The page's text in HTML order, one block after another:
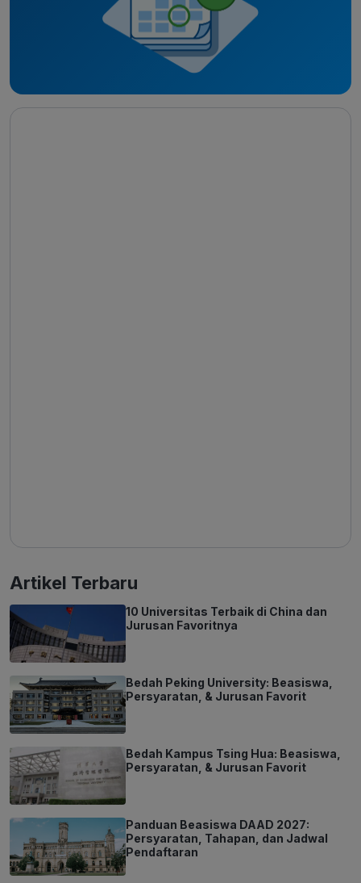
Artikel Terbaru
10 Universitas Terbaik di China dan
Jurusan Favoritnya
Bedah Peking University: Beasiswa,
Persyaratan, & Jurusan Favorit
Bedah Kampus Tsing Hua: Beasiswa,
Persyaratan, & Jurusan Favorit
Panduan Beasiswa DAAD 2027:
Persyaratan, Tahapan, dan Jadwal
Pendaftaran